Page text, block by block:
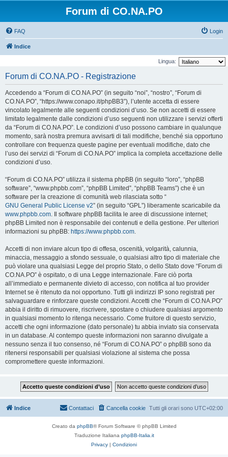
Forum di CO.NA.PO
FAQ Login
Indice
Lingua:
Forum di CO.NA.PO - Registrazione
Accedendo a “Forum di CO.NA.PO” (in seguito “noi”, “nostro”, “Forum di
CO.NA.PO”, “https://www.conapo.it/phpBB3”), l’utente accetta di essere
vincolato legalmente alle seguenti condizioni d’uso. Se non accetti di essere
limitato legalmente dalle condizioni d’uso seguenti non utilizzare i servizi offerti
da “Forum di CO.NA.PO”. Le condizioni d’uso possono cambiare in qualunque
momento, sarà nostra premura avvisarti di tali modifiche, benché sia opportuno
controllare con frequenza queste pagine per eventuali modifiche, dato che
l’uso dei servizi di “Forum di CO.NA.PO” implica la completa accettazione delle
condizioni d’uso.
“Forum di CO.NA.PO” utilizza il sistema phpBB (in seguito “loro”, “phpBB
software”, “www.phpbb.com”, “phpBB Limited”, “phpBB Teams”) che è un
software per la creazione di comunità web rilasciata sotto “
GNU General Public License v2” (in seguito “GPL”) liberamente scaricabile da
www.phpbb.com. Il software phpBB facilita le aree di discussione internet;
phpBB Limited non è responsabile dei contenuti e della gestione. Per ulteriori
informazioni su phpBB: https://www.phpbb.com.
Accetti di non inviare alcun tipo di offesa, oscenità, volgarità, calunnia,
minaccia, messaggio a sfondo sessuale, o qualsiasi altro tipo di materiale che
può violare una qualsiasi Legge del proprio Stato, o dello Stato dove “Forum di
CO.NA.PO” è ospitato, o di una Legge internazionale. Fare ciò porta
all’immediato e permanente divieto di accesso, con notifica al tuo provider
Internet se è ritenuto da noi opportuno. Tutti gli indirizzi IP sono registrati per
salvaguardare e rinforzare queste condizioni. Accetti che “Forum di CO.NA.PO”
abbia il diritto di rimuovere, riscrivere, spostare o chiudere qualsiasi argomento
in qualsiasi momento lo ritenga necessario. Come fruitore di questo servizio,
accetti che ogni informazione (dato personale) tu abbia inviato sia conservata
in un database. Al contempo queste informazioni non saranno divulgate a
nessuno senza il tuo consenso, né “Forum di CO.NA.PO” o phpBB sono da
ritenersi responsabili per qualsiasi violazione al sistema che possa
compromettere queste informazioni.
Indice Tutti gli orari sono UTC+02:00
Cancella cookie
Contattaci
Creato da phpBB® Forum Software © phpBB Limited
Traduzione Italiana phpBB-Italia.it
Privacy | Condizioni